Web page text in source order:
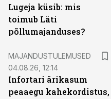
Lugeja küsib: mis
toimub Läti
põllumajanduses?
MAJANDUSTULEMUSED
04.08.26, 12:14
Infortari ärikasum
peaaegu kahekordistus,